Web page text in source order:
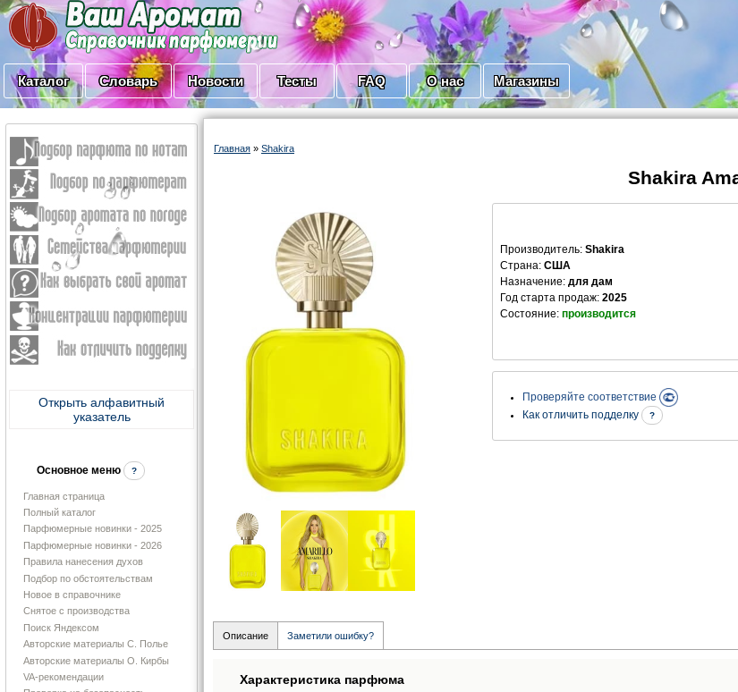
Каталог Словарь Новости Тесты FAQ О нас Магазины
Открыть алфавитный
указатель
Основное меню ?
Главная страница
Полный каталог
Парфюмерные новинки - 2025
Парфюмерные новинки - 2026
Правила нанесения духов
Подбор по обстоятельствам
Новое в справочнике
Снятое с производства
Поиск Яндексом
Авторские материалы С. Полье
Авторские материалы О. Кирбы
VA-рекомендации
Главная » Shakira
Shakira
Производитель: Shakira
Страна: США
Назначение: для дам
Год старта продаж: 2025
Состояние: производится
Проверяйте соответствие
Как отличить подделку
?
Описание Заметили ошибку?
Характеристика парфюма